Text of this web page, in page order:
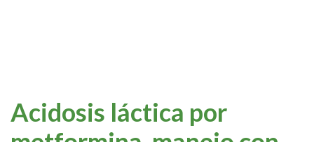
Acidosis láctica por